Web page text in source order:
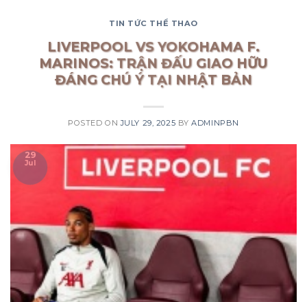
TIN TỨC THỂ THAO
LIVERPOOL VS YOKOHAMA F.
MARINOS: TRẬN ĐẤU GIAO HỮU
ĐÁNG CHÚ Ý TẠI NHẬT BẢN
POSTED ONJULY 29, 2025 BYADMINPBN
29
Jul